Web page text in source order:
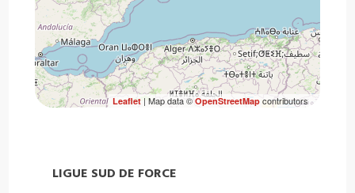
Leaflet| Map data ©OpenStreetMapcontributors
LIGUE SUD DE FORCE